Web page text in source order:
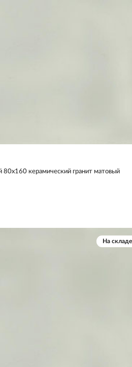
80x160 керамический гранит матовый
На складе